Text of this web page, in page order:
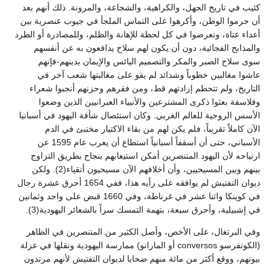
كئيب في تاريخ الجهل، والكراهية، والشجاعة، والمرونة. ذلك أنهم بعد
أن حرموا الوطن، وأكرهوا على التماس الملجأ في جيوب عنصرية بين
أعداء عتاة، وتعرضوا في كل لحظة للإهانة والظلم، وللمصادرة أو الطرد
والمذابح الفجائية، دون أن يكون لهم سلاح يدافعون به عن أنفسهم
سوى سلاح الصبر والمكر والتصميم اليائس والإيمان بدينهم-فإنهم
عاشوا مغالبين خطوباً وشدائد لم يقو على مغالبتها شعب آخر في
التاريخ، ولم تتحطم إرادتهم قط، ومن فقرهم وحزنهم أنجبوا شعراء
وفلاسفة بعثوا ذكرى المشترعين والأنبياء العبرانيين الذين وضعوا
الأسس الروحية للعالم الغربي. وكان استئصال شأفة اليهود في أسبانيا
الآن كاملاً تقريباً، فلم يكن لهم من بقاء الاكتيار مختبئ في الدم
الأسباني، حتى أن أسقفاً أسبانياً استطاع أن يعرب عام 1595 عن
ارتياحه لأن اليهود المتنصرين أمكن استيعابهم بنجاح بطريق التزاوج
بينهم وبين المسيحيين، وأن أخلافهم الآن مسيحيون أتقياء(2). ولكن
ديوان التفتيش لم يوافقه على رأيه هذا، ففي 1654 أحرق عشرة رجال
في كوينكا واثنا عشر في غرناطة، وفي 1660 قبض على واحد وثمانين
في إشبيلية، وأحرق سبعة، بتهمة التمسك سراً بالشعائر اليهودية(3).
وفي البرتغال، على الأخص، وأصل الكثير من المتنصرين في الظاهر
(الكونفرسو conversos أو المارانو) ممارسة اليهودية ونقلها في عزلة
بيوتهم، ووقع أكثر من مائة منهم ضحايا لديوان التفتيش لأنهم مرتدون